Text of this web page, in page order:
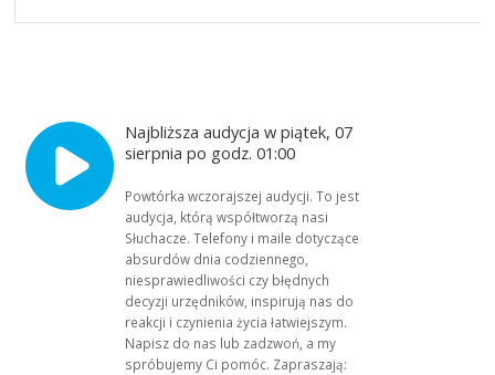
Najbliższa audycja w piątek, 07
sierpnia po godz. 01:00
Powtórka wczorajszej audycji. To jest
audycja, którą współtworzą nasi
Słuchacze. Telefony i maile dotyczące
absurdów dnia codziennego,
niesprawiedliwości czy błędnych
decyzji urzędników, inspirują nas do
reakcji i czynienia życia łatwiejszym.
Napisz do nas lub zadzwoń, a my
spróbujemy Ci pomóc. Zapraszają: